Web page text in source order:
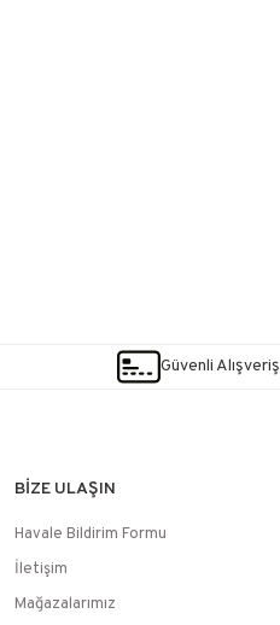
Güvenli Alışveriş
BİZE ULAŞIN
Havale Bildirim Formu
İletişim
Mağazalarımız